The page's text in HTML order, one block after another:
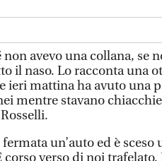
avevo una collana, se
il naso. Lo racconta una
ieri mattina ha avuto una
mentre stavano
un’auto ed è sceso
corso verso di noi trafelato.